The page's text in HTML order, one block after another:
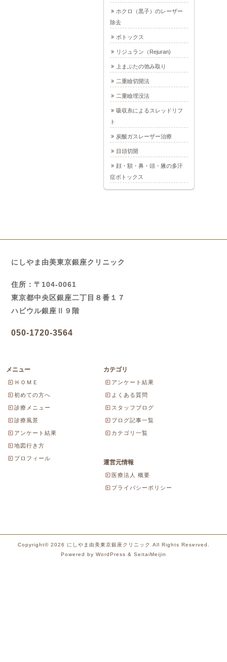
ホクロ（黒子）のレーザー
除去
ボトックス
リジュラン（Rejuran)
上まぶたの弛み取り
二重瞼切開法
二重瞼埋没法
吸収糸によるスレッドリフ
ト
炭酸ガスレーザー治療
目頭切開
顔・額・鼻・頭・腋の多汗
症ボトックス
にしやま由美東京銀座クリニック
住所：〒104-0061
東京都中央区銀座二丁目８番１７
ハビウル銀座Ⅱ９階
050-1720-3564
メニュー
ＨＯＭＥ
初めての方へ
診療メニュー
診療風景
アンケート結果
地図行き方
プロフィール
カテゴリ
アンケート結果
よくある質問
スタッフブログ
ブログ記事一覧
カテゴリ一覧
運営元情報
医療法人 概要
プライバシーポリシー
Copyright© 2026 にしやま由美東京銀座クリニック All Rights Reserved.
Powered by WordPress & SeitaiMeijin